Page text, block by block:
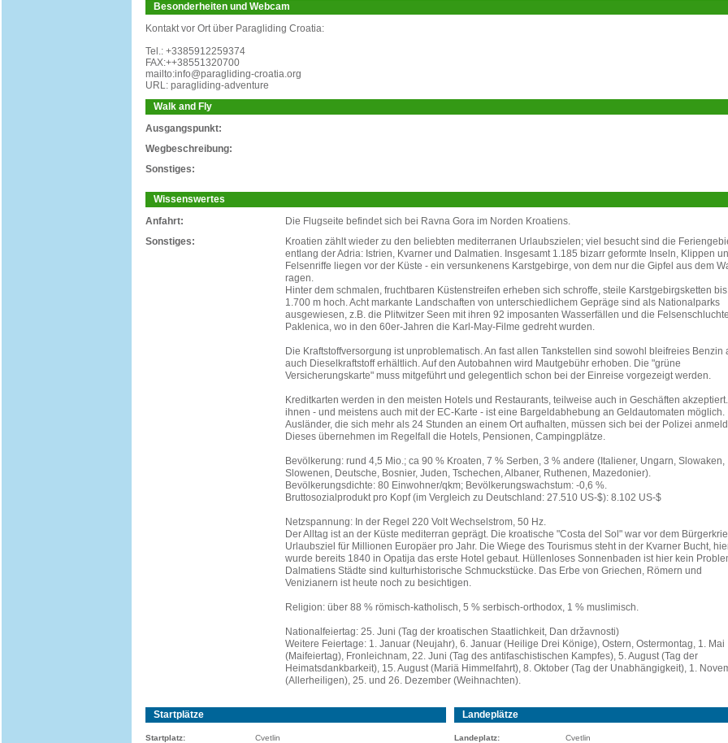
Besonderheiten und Webcam
Kontakt vor Ort über Paragliding Croatia:
Tel.: +3385912259374
FAX:++38551320700
mailto:info@paragliding-croatia.org
URL: paragliding-adventure
Walk and Fly
Ausgangspunkt:
Wegbeschreibung:
Sonstiges:
Wissenswertes
Anfahrt:
Die Flugseite befindet sich bei Ravna Gora im Norden Kroatiens.
Sonstiges:
Kroatien zählt wieder zu den beliebten mediterranen Urlaubszielen; viel besucht sind die
entlang der Adria: Istrien, Kvarner und Dalmatien. Insgesamt 1.185 bizarr geformte Inseln, Klippen
Felsenriffe liegen vor der Küste - ein versunkenens Karstgebirge, von dem nur die Gipfel aus dem
ragen.
Hinter dem schmalen, fruchtbaren Küstenstreifen erheben sich schroffe, steile Karstgebirgsketten
1.700 m hoch. Acht markante Landschaften von unterschiedlichem Gepräge sind als Nationalparks
ausgewiesen, z.B. die Plitwitzer Seen mit ihren 92 imposanten Wasserfällen und die
Paklenica, wo in den 60er-Jahren die Karl-May-Filme gedreht wurden.
Die Kraftstoffversorgung ist unproblematisch. An fast allen Tankstellen sind sowohl bleifreies Benzin
auch Dieselkraftstoff erhältlich. Auf den Autobahnen wird Mautgebühr erhoben. Die "grüne
Versicherungskarte" muss mitgeführt und gelegentlich schon bei der Einreise vorgezeigt werden.
Kreditkarten werden in den meisten Hotels und Restaurants, teilweise auch in Geschäften
ihnen - und meistens auch mit der EC-Karte - ist eine Bargeldabhebung an Geldautomaten möglich.
Ausländer, die sich mehr als 24 Stunden an einem Ort aufhalten, müssen sich bei der Polizei
Dieses übernehmen im Regelfall die Hotels, Pensionen, Campingplätze.
Bevölkerung: rund 4,5 Mio.; ca 90 % Kroaten, 7 % Serben, 3 % andere (Italiener, Ungarn, Slowaken,
Slowenen, Deutsche, Bosnier, Juden, Tschechen, Albaner, Ruthenen, Mazedonier).
Bevölkerungsdichte: 80 Einwohner/qkm; Bevölkerungswachstum: -0,6 %.
Bruttosozialprodukt pro Kopf (im Vergleich zu Deutschland: 27.510 US-$): 8.102 US-$
Netzspannung: In der Regel 220 Volt Wechselstrom, 50 Hz.
Der Alltag ist an der Küste mediterran geprägt. Die kroatische "Costa del Sol" war vor dem
Urlaubsziel für Millionen Europäer pro Jahr. Die Wiege des Tourismus steht in der Kvarner Bucht,
wurde bereits 1840 in Opatija das erste Hotel gebaut. Hüllenloses Sonnenbaden ist hier kein
Dalmatiens Städte sind kulturhistorische Schmuckstücke. Das Erbe von Griechen, Römern und
Venizianern ist heute noch zu besichtigen.
Religion: über 88 % römisch-katholisch, 5 % serbisch-orthodox, 1 % muslimisch.
Nationalfeiertag: 25. Juni (Tag der kroatischen Staatlichkeit, Dan državnosti)
Weitere Feiertage: 1. Januar (Neujahr), 6. Januar (Heilige Drei Könige), Ostern, Ostermontag, 1. Mai
(Maifeiertag), Fronleichnam, 22. Juni (Tag des antifaschistischen Kampfes), 5. August (Tag der
Heimatsdankbarkeit), 15. August (Mariä Himmelfahrt), 8. Oktober (Tag der Unabhängigkeit), 1.
(Allerheiligen), 25. und 26. Dezember (Weihnachten).
Startplätze
Startplatz:
Cvetlin
Landeplätze
Landeplatz:
Cvetlin